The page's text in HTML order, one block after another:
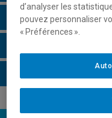
Horaire - Été 2026
d’analyser les
pouvez personnaliser
« Préférences ».